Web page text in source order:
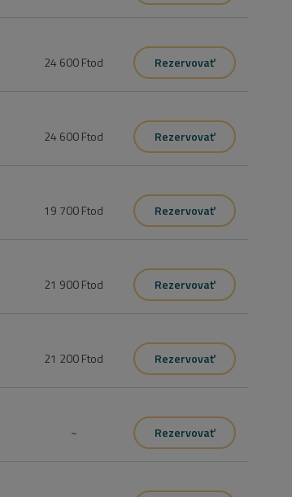
24 600 Ftod
Rezervovať
24 600 Ftod Rezervovať
19 700 Ftod
Rezervovať
21 900 Ftod
Rezervovať
21 200 Ftod Rezervovať
~ Rezervovať